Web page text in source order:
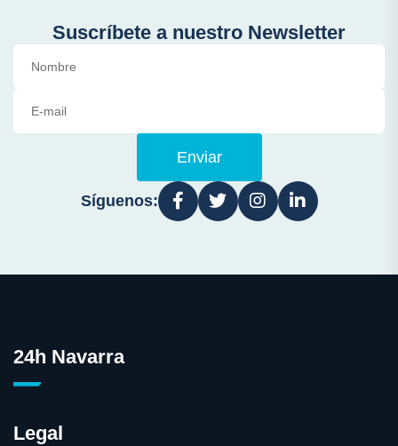
Suscríbete a nuestro Newsletter
Enviar
Síguenos:
24h Navarra
Legal